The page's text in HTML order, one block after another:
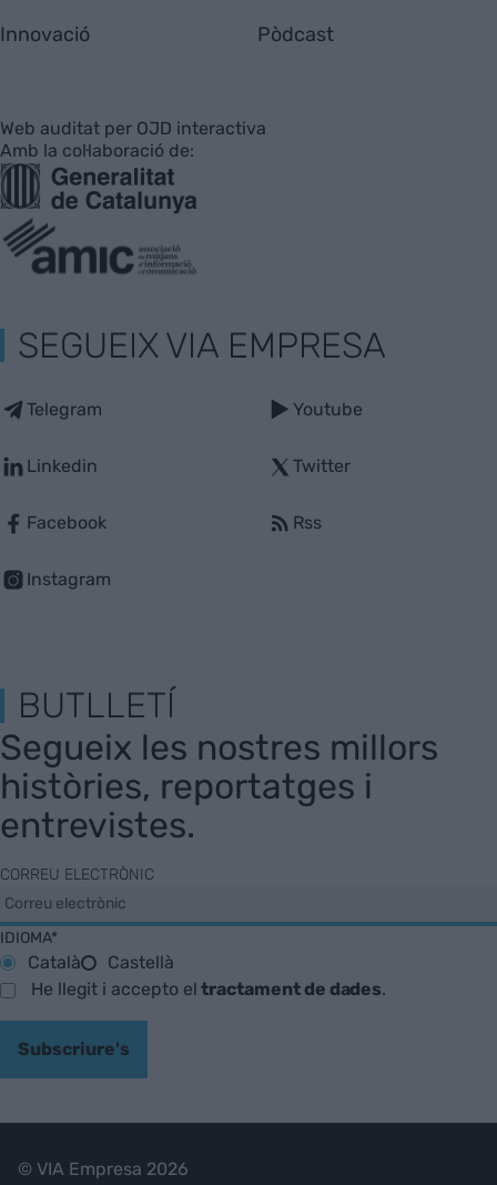
Innovació Pòdcast
Web auditat per OJD interactiva
Amb la col·laboració de:
SEGUEIX VIA EMPRESA
Telegram
Linkedin
Facebook
Instagram
Youtube
Twitter
Rss
BUTLLETÍ
Segueix les nostres millors
històries, reportatges i
entrevistes.
CORREU ELECTRÒNIC
IDIOMA*
Català
Castellà
He llegit i accepto eltractament de dades.
Subscriure's
© VIA Empresa 2026